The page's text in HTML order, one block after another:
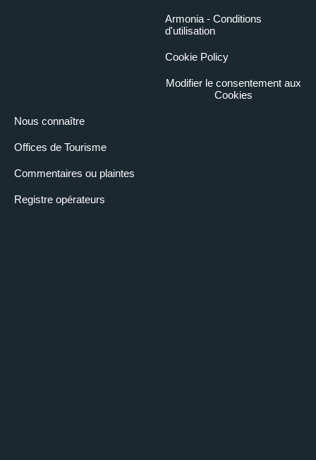
Nous connaître
Offices de Tourisme
Commentaires ou plaintes
Registre opérateurs
Armonia - Conditions
d'utilisation
Cookie Policy
Modifier le consentement aux
Cookies